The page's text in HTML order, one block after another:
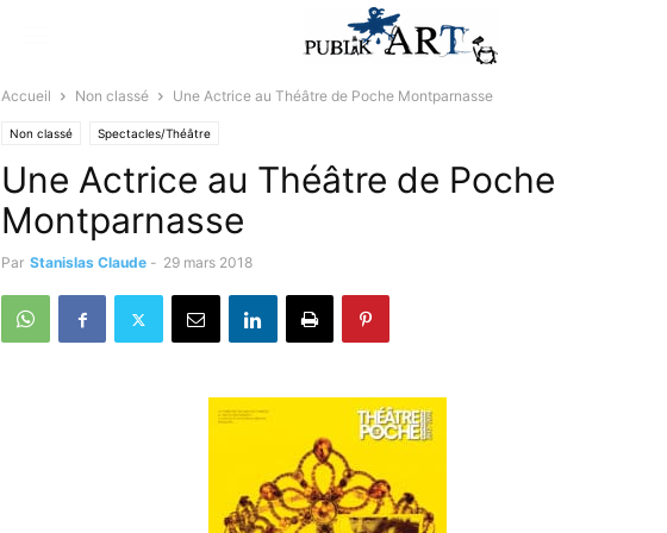
Accueil Non classé Une Actrice au Théâtre de Poche Montparnasse
Non classé Spectacles/Théâtre
Une Actrice au Théâtre de Poche
Montparnasse
Par Stanislas Claude - 29 mars 2018